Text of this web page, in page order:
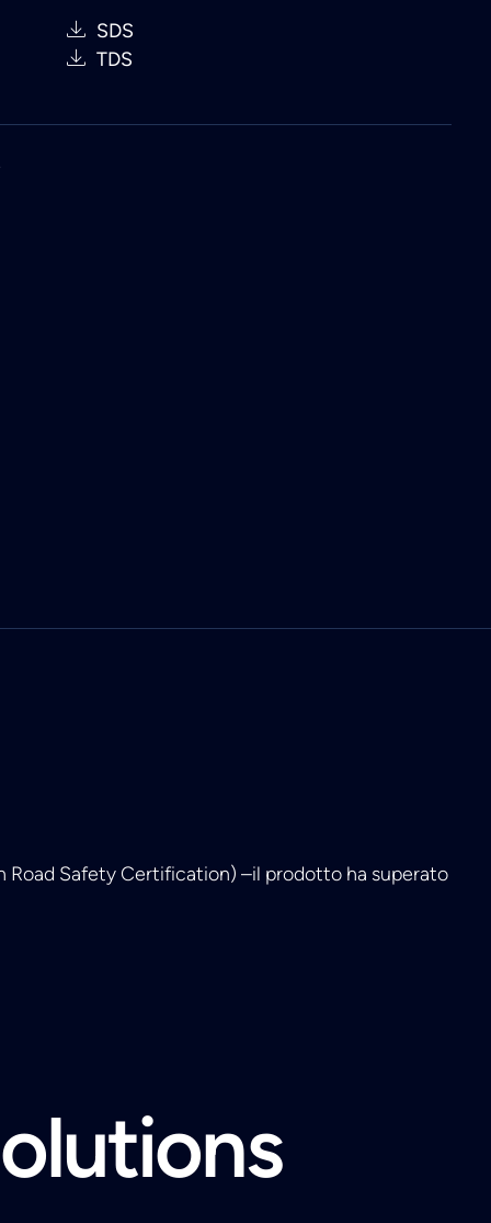
SDS
TDS
Road Safety Certification) –il prodotto ha superato